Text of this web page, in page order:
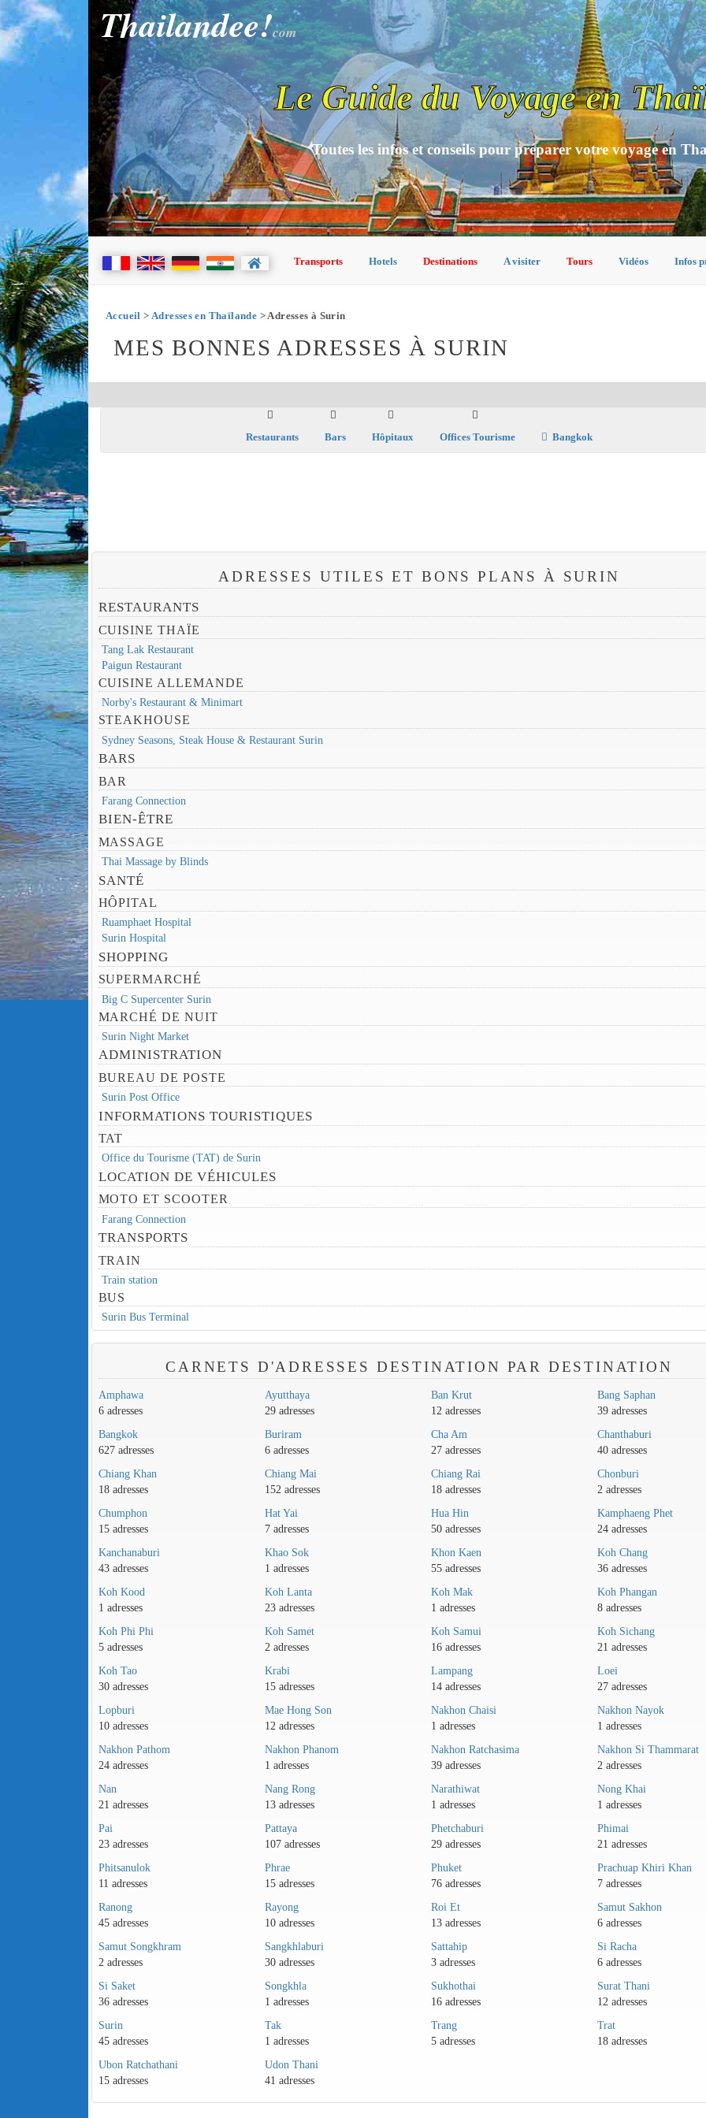
Thailandee!com
Le Guide du Voyage en
Toutes les infos et conseils pour préparer votre voyage en
Transports Hotels Destinations A visiter Tours Vidéos Infos
Accueil > Adresses en Thaïlande > Adresses à Surin
MES BONNES ADRESSES À SURIN
Restaurants Bars Hôpitaux Offices Tourisme Bangkok
ADRESSES UTILES ET BONS PLANS À SURIN
RESTAURANTS
CUISINE THAÏE
Tang Lak Restaurant
Paigun Restaurant
CUISINE ALLEMANDE
Norby's Restaurant & Minimart
STEAKHOUSE
Sydney Seasons, Steak House & Restaurant Surin
BARS
BAR
Farang Connection
BIEN-ÊTRE
MASSAGE
Thai Massage by Blinds
SANTÉ
HÔPITAL
Ruamphaet Hospital
Surin Hospital
SHOPPING
SUPERMARCHÉ
Big C Supercenter Surin
MARCHÉ DE NUIT
Surin Night Market
ADMINISTRATION
BUREAU DE POSTE
Surin Post Office
INFORMATIONS TOURISTIQUES
TAT
Office du Tourisme (TAT) de Surin
LOCATION DE VÉHICULES
MOTO ET SCOOTER
Farang Connection
TRANSPORTS
TRAIN
Train station
BUS
Surin Bus Terminal
CARNETS D'ADRESSES DESTINATION PAR DESTINATION
Amphawa
6 adresses
Ayutthaya
29 adresses
Ban Krut
12 adresses
Bang Saphan
39 adresses
Bangkok
627 adresses
Buriram
6 adresses
Cha Am
27 adresses
Chanthaburi
40 adresses
Chiang Khan
18 adresses
Chiang Mai
152 adresses
Chiang Rai
18 adresses
Chonburi
2 adresses
Chumphon
15 adresses
Hat Yai
7 adresses
Hua Hin
50 adresses
Kamphaeng Phet
24 adresses
Kanchanaburi
43 adresses
Khao Sok
1 adresses
Khon Kaen
55 adresses
Koh Chang
36 adresses
Koh Kood
1 adresses
Koh Lanta
23 adresses
Koh Mak
1 adresses
Koh Phangan
8 adresses
Koh Phi Phi
5 adresses
Koh Samet
2 adresses
Koh Samui
16 adresses
Koh Sichang
21 adresses
Koh Tao
30 adresses
Krabi
15 adresses
Lampang
14 adresses
Loei
27 adresses
Lopburi
10 adresses
Mae Hong Son
12 adresses
Nakhon Chaisi
1 adresses
Nakhon Nayok
1 adresses
Nakhon Pathom
24 adresses
Nakhon Phanom
1 adresses
Nakhon Ratchasima
39 adresses
Nakhon Si Thammarat
2 adresses
Nan
21 adresses
Nang Rong
13 adresses
Narathiwat
1 adresses
Nong Khai
1 adresses
Pai
23 adresses
Pattaya
107 adresses
Phetchaburi
29 adresses
Phimai
21 adresses
Phitsanulok
11 adresses
Phrae
15 adresses
Phuket
76 adresses
Prachuap Khiri Khan
7 adresses
Ranong
45 adresses
Rayong
10 adresses
Roi Et
13 adresses
Samut Sakhon
6 adresses
Samut Songkhram
2 adresses
Sangkhlaburi
30 adresses
Sattahip
3 adresses
Si Racha
6 adresses
Si Saket
36 adresses
Songkhla
1 adresses
Sukhothai
16 adresses
Surat Thani
12 adresses
Surin
45 adresses
Tak
1 adresses
Trang
5 adresses
Trat
18 adresses
Ubon Ratchathani
15 adresses
Udon Thani
41 adresses